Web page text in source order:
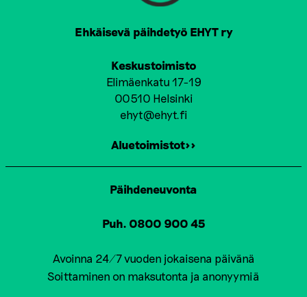
Ehkäisevä päihdetyö EHYT ry
Keskustoimisto
Elimäenkatu 17-19
00510 Helsinki
ehyt@ehyt.fi
Aluetoimistot>>
Päihdeneuvonta
Puh. 0800 900 45
Avoinna 24/7 vuoden jokaisena päivänä
Soittaminen on maksutonta ja anonyymiä